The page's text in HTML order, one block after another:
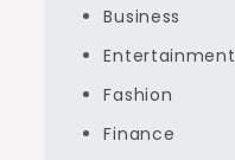
Business
Entertainment
Fashion
Finance